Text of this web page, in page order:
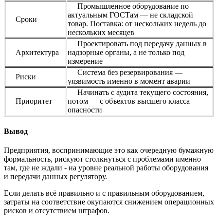
Сроки
Промышленное оборудование по
актуальным ГОСТам — не складской
товар. Поставка: от нескольких недель до
нескольких месяцев
Архитектура
Проектировать под передачу данных в
надзорные органы, а не только под
измерение
Риски
Система без резервирования —
уязвимость именно в момент аварии
Приоритет
Начинать с аудита текущего состояния,
потом — с объектов высшего класса
опасности
Вывод
Предприятия, воспринимающие это как очередную бумажную
формальность, рискуют столкнуться с проблемами именно
там, где не ждали - на уровне реальной работы оборудования
и передачи данных регулятору.
Если делать всё правильно и с правильным оборудованием,
затраты на соответствие окупаются снижением операционных
рисков и отсутствием штрафов.